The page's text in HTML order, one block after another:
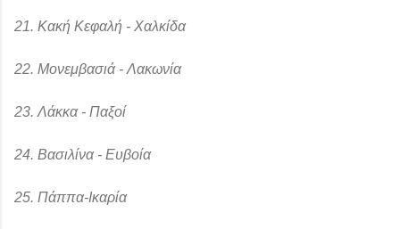
21. Κακή Κεφαλή - Χαλκίδα
22. Μονεμβασιά - Λακωνία
23. Λάκκα - Παξοί
24. Βασιλίνα - Ευβοία
25. Πάππα-Ικαρία